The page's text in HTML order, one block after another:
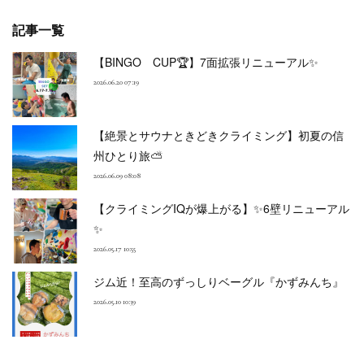
記事一覧
【BINGO CUP🏆】7面拡張リニューアル✨
2026.06.20 07:19
【絶景とサウナときどきクライミング】初夏の信
州ひとり旅⛅
2026.06.09 08:08
【クライミングIQが爆上がる】✨6壁リニューアル
✨
2026.05.17 10:55
ジム近！至高のずっしりベーグル『かずみんち』
2026.05.10 10:39